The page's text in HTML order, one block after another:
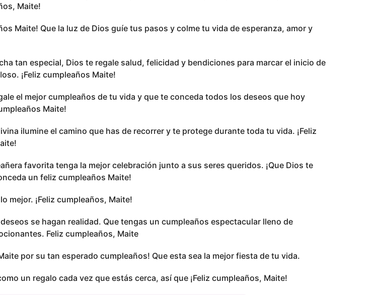
Maite!
Maite! Que la luz de Dios guíe tus pasos y colme tu vida de esperanza, amor y
tan especial, Dios te regale salud, felicidad y bendiciones para marcar el inicio de
¡Feliz cumpleaños Maite!
el mejor cumpleaños de tu vida y que te conceda todos los deseos que hoy
Maite!
ilumine el camino que has de recorrer y te protege durante toda tu vida. ¡Feliz
favorita tenga la mejor celebración junto a sus seres queridos. ¡Que Dios te
un feliz cumpleaños Maite!
mejor. ¡Feliz cumpleaños, Maite!
se hagan realidad. Que tengas un cumpleaños espectacular lleno de
Feliz cumpleaños, Maite
por su tan esperado cumpleaños! Que esta sea la mejor fiesta de tu vida.
un regalo cada vez que estás cerca, así que ¡Feliz cumpleaños, Maite!